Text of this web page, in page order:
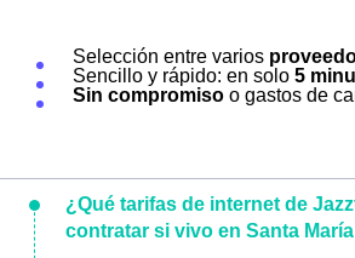
Selección entre varios
Sencillo y rápido: en solo 5
Sin compromiso o gastos de
¿Qué tarifas de internet de
contratar si vivo en Santa